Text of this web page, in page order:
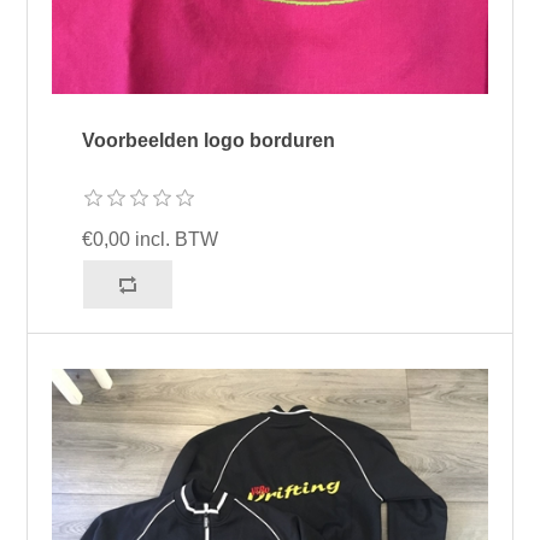
Voorbeelden logo borduren
€0,00 incl. BTW